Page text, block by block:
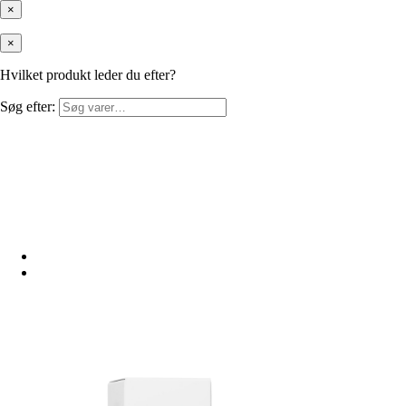
×
×
Hvilket produkt leder du efter?
Søg efter: